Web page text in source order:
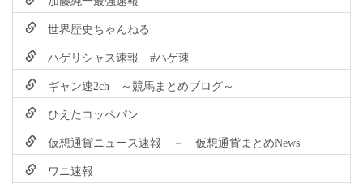
世界歴史ちゃんねる
ハゲリシャス速報 #ハゲ速
ギャン速2ch ～競馬まとめブログ～
ひえたコッペパン
仮想通貨ニュース速報 － 仮想通貨まとめNews
ワニ速報